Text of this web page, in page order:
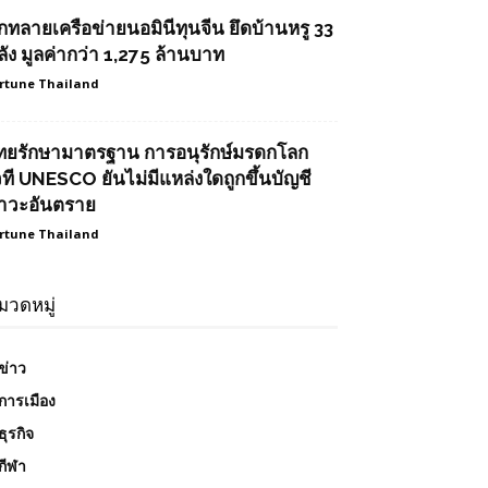
ทลายเครือข่ายนอมินีทุนจีน ยึดบ้านหรู 33
ง มูลค่ากว่า 1,275 ล้านบาท
Thailand
ยรักษามาตรฐาน การอนุรักษ์มรดกโลก
ที UNESCO ยันไม่มีแหล่งใดถูกขึ้นบัญชี
วะอันตราย
Thailand
วดหมู่
าว
ารเมือง
ธุรกิจ
ฬา